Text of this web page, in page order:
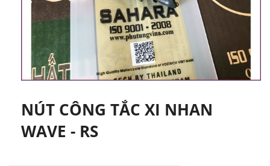
NÚT CÔNG TẮC XI NHAN
WAVE - RS